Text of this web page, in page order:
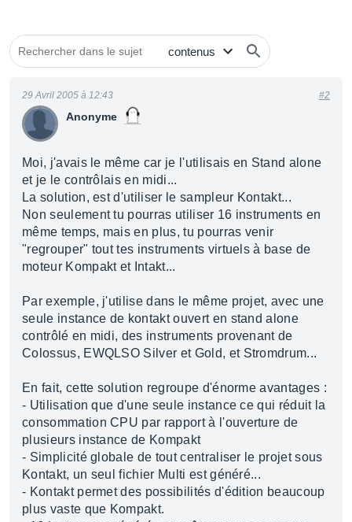
Anonyme
29 Avril 2005 à 12:43 #2
Moi, j'avais le même car je l'utilisais en Stand alone
et je le contrôlais en midi...
La solution, est d'utiliser le sampleur Kontakt...
Non seulement tu pourras utiliser 16 instruments en
même temps, mais en plus, tu pourras venir
"regrouper" tout tes instruments virtuels à base de
moteur Kompakt et Intakt...
Par exemple, j'utilise dans le même projet, avec une
seule instance de kontakt ouvert en stand alone
contrôlé en midi, des instruments provenant de
Colossus, EWQLSO Silver et Gold, et Stromdrum...
En fait, cette solution regroupe d'énorme avantages :
- Utilisation que d'une seule instance ce qui réduit la
consommation CPU par rapport à l'ouverture de
plusieurs instance de Kompakt
- Simplicité globale de tout centraliser le projet sous
Kontakt, un seul fichier Multi est généré...
- Kontakt permet des possibilités d'édition beaucoup
plus vaste que Kompakt.